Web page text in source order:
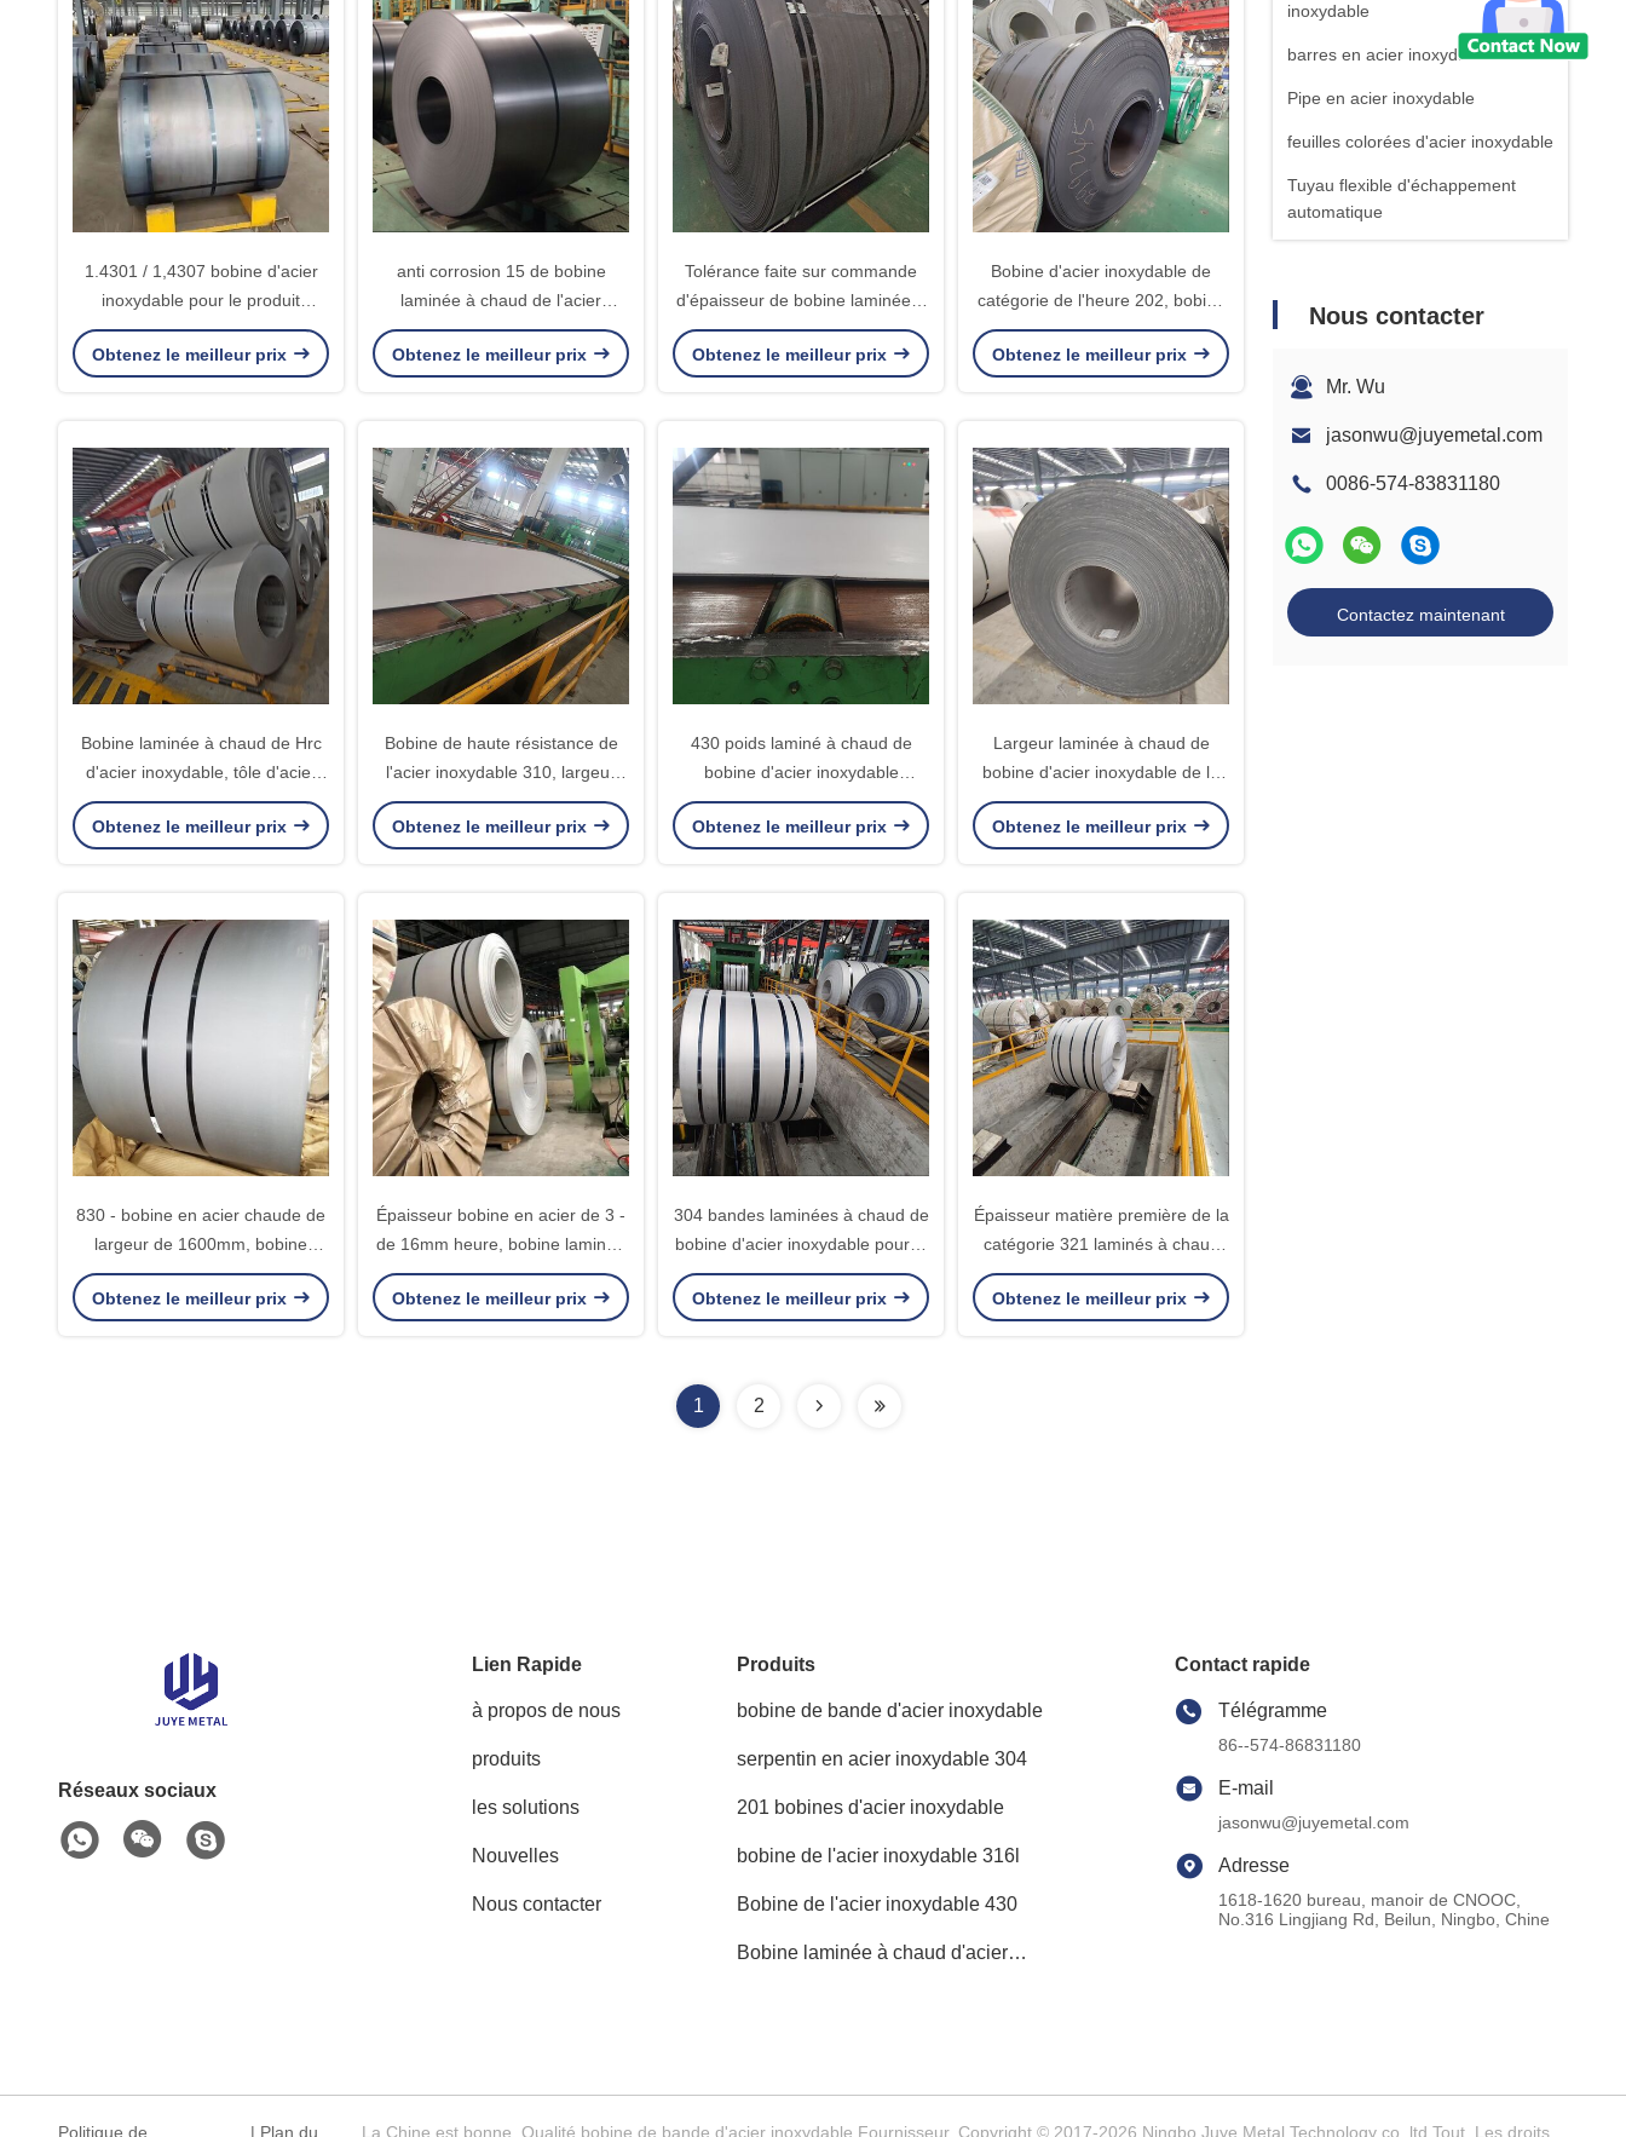
inoxydable
barres en acier inoxydable
Pipe en acier inoxydable
feuilles colorées d'acier inoxydable
Tuyau flexible d'échappement
automatique
Nous contacter
Mr. Wu
jasonwu@juyemetal.com
0086-574-83831180
Contactez maintenant
1.4301 / 1,4307 bobine d'acier
inoxydable pour le produit
chimique/industrie pétrolière
Obtenez le meilleur prix
anti corrosion 15 de bobine
laminée à chaud de l'acier
inoxydable 409L - poids de la
bobine 25T
Obtenez le meilleur prix
Tolérance faite sur commande
d'épaisseur de bobine laminée à
chaud de haute résistance de
l'acier inoxydable 201
Obtenez le meilleur prix
Bobine d'acier inoxydable de
catégorie de l'heure 202, bobine
principale de feuille d'acier
inoxydable de catégorie
Obtenez le meilleur prix
Bobine laminée à chaud de Hrc
d'acier inoxydable, tôle d'acier
d'identification de bobine de
610mm dans la bobine
Obtenez le meilleur prix
Bobine de haute résistance de
l'acier inoxydable 310, largeur
bobine en acier laminée à chaud
de 1000 - de 1550mm
Obtenez le meilleur prix
430 poids laminé à chaud de
bobine d'acier inoxydable
épaisseur 15 de 3 - de 12mm -
25MT
Obtenez le meilleur prix
Largeur laminée à chaud de
bobine d'acier inoxydable de la
catégorie 420 principaux
1000mm - 1550mm
Obtenez le meilleur prix
830 - bobine en acier chaude de
largeur de 1600mm, bobine
intérieure de feuille d'acier
inoxydable de diamètre de
Obtenez le meilleur prix
Épaisseur bobine en acier de 3 -
de 16mm heure, bobine laminée
à chaud extérieure noire de
tôle d'acier
Obtenez le meilleur prix
304 bandes laminées à chaud de
bobine d'acier inoxydable pour le
moulin d'industrie/ont fendu le
bord
Obtenez le meilleur prix
Épaisseur matière première de la
catégorie 321 laminés à chaud
de bobine d'acier inoxydable de
3 - de 12mm
Obtenez le meilleur prix
1 2
Réseaux sociaux
Lien Rapide
à propos de nous
produits
les solutions
Nouvelles
Nous contacter
Produits
bobine de bande d'acier inoxydable
serpentin en acier inoxydable 304
201 bobines d'acier inoxydable
bobine de l'acier inoxydable 316l
Bobine de l'acier inoxydable 430
Bobine laminée à chaud d'acier
Contact rapide
Télégramme
86--574-86831180
E-mail
jasonwu@juyemetal.com
Adresse
1618-1620 bureau, manoir de CNOOC,
No.316 Lingjiang Rd, Beilun, Ningbo, Chine
Politique de | Plan du La Chine est bonne. Qualité bobine de bande d'acier inoxydable Fournisseur. Copyright © 2017-2026 Ningbo Juye Metal Technology co.,ltd Tout. Les droits